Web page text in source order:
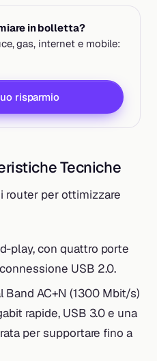
in bolletta?
gas, internet e mobile:
risparmio
Tecniche
router per ottimizzare
play, con quattro porte
USB 2.0.
Band AC+N (1300 Mbit/s)
rapide, USB 3.0 e una
per supportare fino a